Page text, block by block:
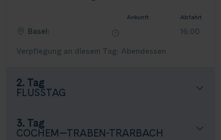
Ankunft Abfahrt
Basel: 16:00
Verpflegung an diesem Tag: Abendessen
2. Tag
FLUSSTAG
3. Tag
COCHEM—TRABEN-TRARBACH